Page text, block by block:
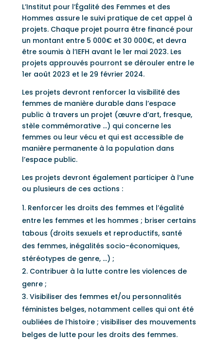
L’Institut pour l’Égalité des Femmes et des
Hommes assure le suivi pratique de cet appel à
projets. Chaque projet pourra être financé pour
un montant entre 5 000€ et 30 000€, et devra
être soumis à l’IEFH avant le 1er mai 2023. Les
projets approuvés pourront se dérouler entre le
1er août 2023 et le 29 février 2024.
Les projets devront renforcer la visibilité des
femmes de manière durable dans l’espace
public à travers un projet (œuvre d’art, fresque,
stèle commémorative …) qui concerne les
femmes ou leur vécu et qui est accessible de
manière permanente à la population dans
l’espace public.
Les projets devront également participer à l’une
ou plusieurs de ces actions :
Renforcer les droits des femmes et l’égalité
entre les femmes et les hommes ; briser certains
tabous (droits sexuels et reproductifs, santé
des femmes, inégalités socio-économiques,
stéréotypes de genre, …) ;
Contribuer à la lutte contre les violences de
genre ;
Visibiliser des femmes et/ou personnalités
féministes belges, notamment celles qui ont été
oubliées de l’histoire ; visibiliser des mouvements
belges de lutte pour les droits des femmes.